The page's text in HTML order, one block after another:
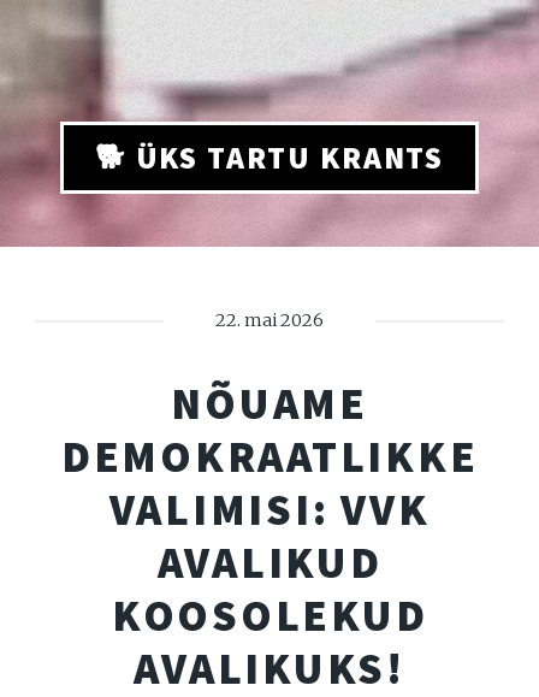
🐕 ÜKS TARTU KRANTS
22. mai 2026
NÕUAME
DEMOKRAATLIKKE
VALIMISI: VVK
AVALIKUD
KOOSOLEKUD
AVALIKUKS!